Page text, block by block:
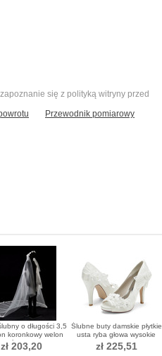
się z polityką witryny przed
Przewodnik pomiarowy
o długości 3,5
koronkowy welon
ślubny
zł 203,20
Ślubne buty damskie płytkie
usta ryba głowa wysokie
obcasy rhinestone
pojedyncze buty druhna
zł 225,51